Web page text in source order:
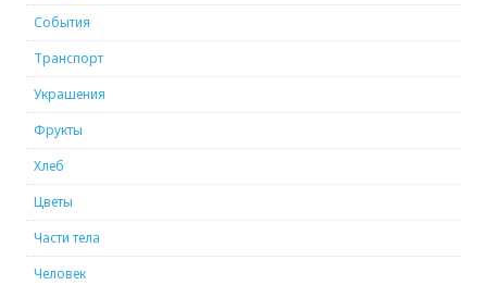
События
Транспорт
Украшения
Фрукты
Хлеб
Цветы
Части тела
Человек